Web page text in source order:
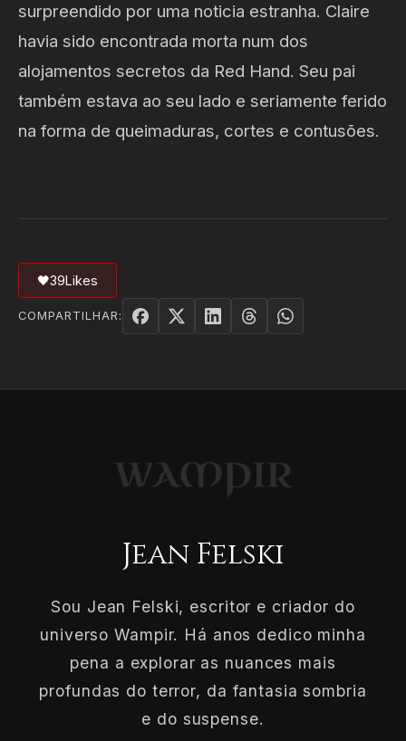
surpreendido por uma noticia estranha. Claire
havia sido encontrada morta num dos
alojamentos secretos da Red Hand. Seu pai
também estava ao seu lado e seriamente ferido
na forma de queimaduras, cortes e contusões.
🖤39Likes
COMPARTILHAR:
Jean Felski
Sou Jean Felski, escritor e criador do
universo Wampir. Há anos dedico minha
pena a explorar as nuances mais
profundas do terror, da fantasia sombria
e do suspense.